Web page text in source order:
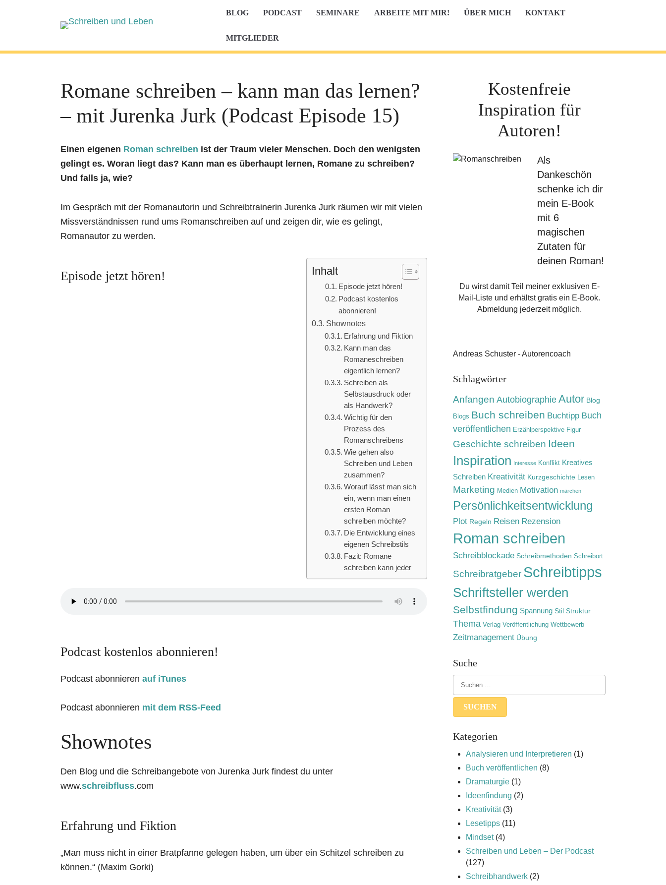
BLOG PODCAST SEMINARE ARBEITE MIT MIR! ÜBER MICH KONTAKT
MITGLIEDER
Romane schreiben – kann man das lernen?
– mit Jurenka Jurk (Podcast Episode 15)
Einen eigenen Roman schreiben ist der Traum vieler Menschen. Doch den wenigsten
gelingt es. Woran liegt das? Kann man es überhaupt lernen, Romane zu schreiben?
Und falls ja, wie?
Im Gespräch mit der Romanautorin und Schreibtrainerin Jurenka Jurk räumen wir mit vielen
Missverständnissen rund ums Romanschreiben auf und zeigen dir, wie es gelingt,
Romanautor zu werden.
Inhalt
Episode jetzt hören!
Podcast kostenlos
abonnieren!
Shownotes
Erfahrung und Fiktion
Kann man das
Romaneschreiben
eigentlich lernen?
Schreiben als
Selbstausdruck oder
als Handwerk?
Wichtig für den
Prozess des
Romanschreibens
Wie gehen also
Schreiben und Leben
zusammen?
Worauf lässt man sich
ein, wenn man einen
ersten Roman
schreiben möchte?
Die Entwicklung eines
eigenen Schreibstils
Fazit: Romane
schreiben kann jeder
Episode jetzt hören!
Podcast kostenlos abonnieren!
Podcast abonnieren auf iTunes
Podcast abonnieren mit dem RSS-Feed
Shownotes
Den Blog und die Schreibangebote von Jurenka Jurk findest du unter
www.schreibfluss.com
Erfahrung und Fiktion
„Man muss nicht in einer Bratpfanne gelegen haben, um über ein Schitzel schreiben zu
können.“ (Maxim Gorki)
Kostenfreie
Inspiration für
Autoren!
Als
Dankeschön
schenke ich dir
mein E-Book
mit 6
magischen
Zutaten für
deinen Roman!
Du wirst damit Teil meiner exklusiven E-
Mail-Liste und erhältst gratis ein E-Book.
Abmeldung jederzeit möglich.
Andreas Schuster - Autorencoach
Schlagwörter
Anfangen Autobiographie Autor Blog
Blogs Buch schreiben Buchtipp Buch
veröffentlichen Erzählperspektive Figur
Geschichte schreiben Ideen
Inspiration Interesse Konflikt Kreatives
Schreiben Kreativität Kurzgeschichte Lesen
Marketing Medien Motivation märchen
Persönlichkeitsentwicklung
Plot Regeln Reisen Rezension
Roman schreiben
Schreibblockade Schreibmethoden Schreibort
Schreibratgeber Schreibtipps
Schriftsteller werden
Selbstfindung Spannung Stil Struktur
Thema Verlag Veröffentlichung Wettbewerb
Zeitmanagement Übung
Suche
Kategorien
Analysieren und Interpretieren (1)
Buch veröffentlichen (8)
Dramaturgie(1)
Ideenfindung (2)
Kreativität(3)
Lesetipps(11)
Mindset(4)
Schreiben und Leben – Der Podcast
(127)
Schreibhandwerk(2)